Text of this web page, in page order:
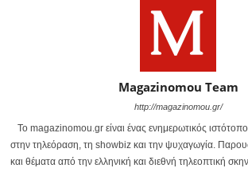
Magazinomou Team
http://magazinomou.gr/
Το magazinomou.gr είναι ένας ενημερωτικός
στην τηλεόραση, τη showbiz και την ψυχαγωγία.
και θέματα από την ελληνική και διεθνή τηλεοπτική